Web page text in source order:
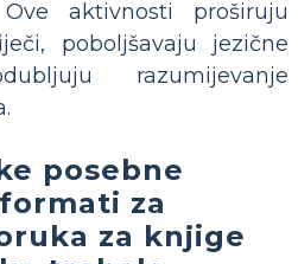
aktivnosti proširuju
poboljšavaju jezične
razumijevanje
posebne
za
za knjige